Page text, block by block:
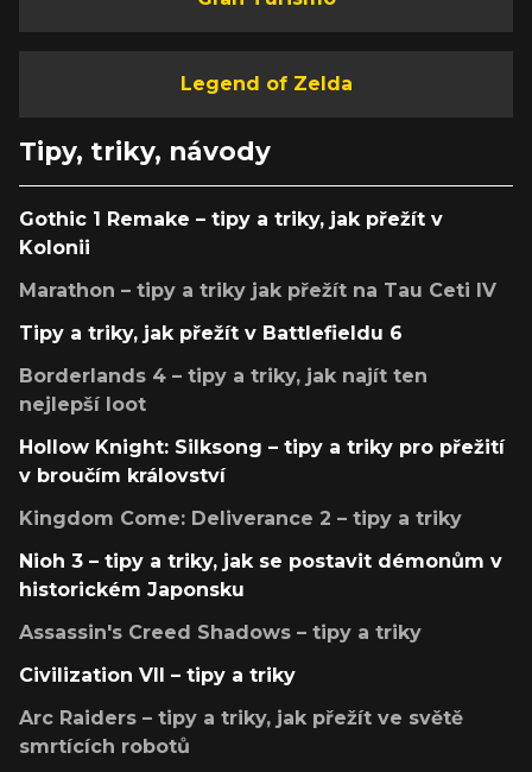
Legend of Zelda
Tipy, triky, návody
Gothic 1 Remake – tipy a triky, jak přežít v
Kolonii
Marathon – tipy a triky jak přežít na Tau Ceti IV
Tipy a triky, jak přežít v Battlefieldu 6
Borderlands 4 – tipy a triky, jak najít ten
nejlepší loot
Hollow Knight: Silksong – tipy a triky pro přežití
v broučím království
Kingdom Come: Deliverance 2 – tipy a triky
Nioh 3 – tipy a triky, jak se postavit démonům v
historickém Japonsku
Assassin's Creed Shadows – tipy a triky
Civilization VII – tipy a triky
Arc Raiders – tipy a triky, jak přežít ve světě
smrtících robotů